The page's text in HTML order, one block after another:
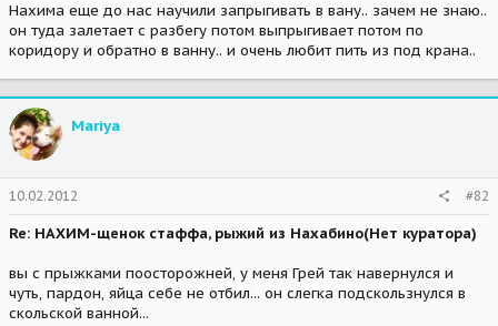
Нахима еще до нас научили запрыгивать в вану.. зачем не знаю..
он туда залетает с разбегу потом выпрыгивает потом по
коридору и обратно в ванну.. и очень любит пить из под крана..
Mariya
10.02.2012 #82
Re: НАХИМ-щенок стаффа, рыжий из Нахабино(Нет куратора)
вы с прыжками поосторожней, у меня Грей так навернулся и
чуть, пардон, яйца себе не отбил... он слегка подскользнулся в
скольской ванной...